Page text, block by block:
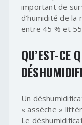
important de
d’humidité de
entre 45 % et
QU’EST-CE
Un
« assèche »
Le